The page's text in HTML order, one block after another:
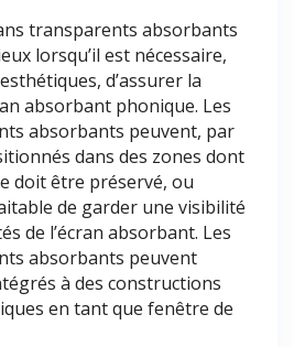
transparents absorbants
lorsqu’il est nécessaire,
d’assurer la
absorbant phonique. Les
absorbants peuvent, par
dans des zones dont
doit être préservé, ou
de garder une visibilité
de l’écran absorbant. Les
absorbants peuvent
à des constructions
en tant que fenêtre de